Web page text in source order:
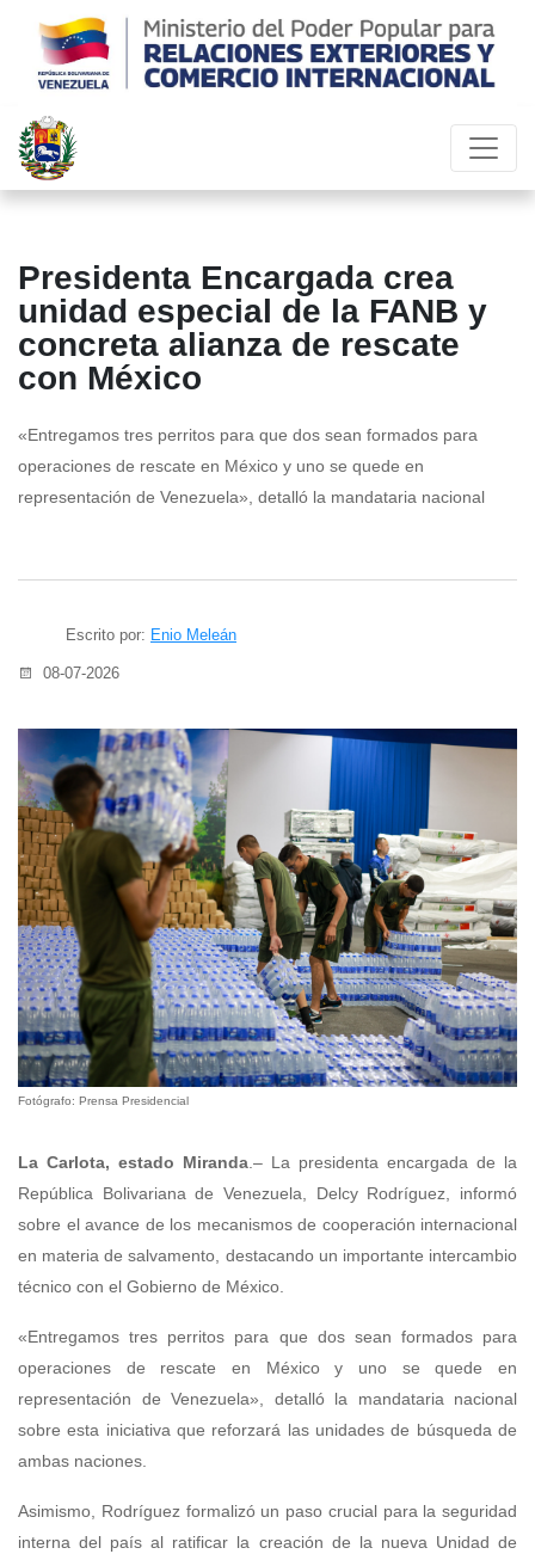
Presidenta Encargada crea
unidad especial de la FANB y
concreta alianza de rescate
con México
«Entregamos tres perritos para que dos sean formados para
operaciones de rescate en México y uno se quede en
representación de Venezuela», detalló la mandataria nacional
Escrito por: Enio Meleán
08-07-2026
Fotógrafo: Prensa Presidencial
La Carlota, estado Miranda .– ​La presidenta encargada de la
República Bolivariana de Venezuela, Delcy Rodríguez, informó
sobre el avance de los mecanismos de cooperación internacional
en materia de salvamento, destacando un importante intercambio
técnico con el Gobierno de México.
«Entregamos tres perritos para que dos sean formados para
operaciones de rescate en México y uno se quede en
representación de Venezuela», detalló la mandataria nacional
sobre esta iniciativa que reforzará las unidades de búsqueda de
ambas naciones.
Asimismo, Rodríguez formalizó un paso crucial para la seguridad
interna del país al ratificar la creación de la nueva Unidad de